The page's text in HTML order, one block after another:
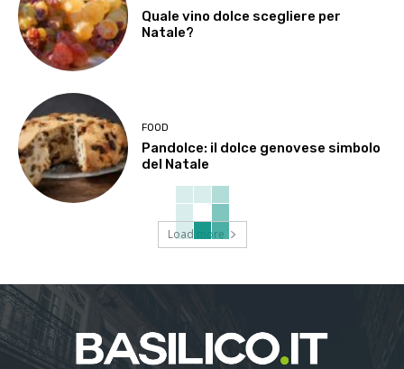
Quale vino dolce scegliere per
Natale?
FOOD
Pandolce: il dolce genovese simbolo
del Natale
Load more